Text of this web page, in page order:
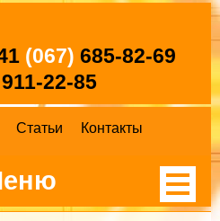
(067) 685-82-69
911-22-85
Статьи Контакты